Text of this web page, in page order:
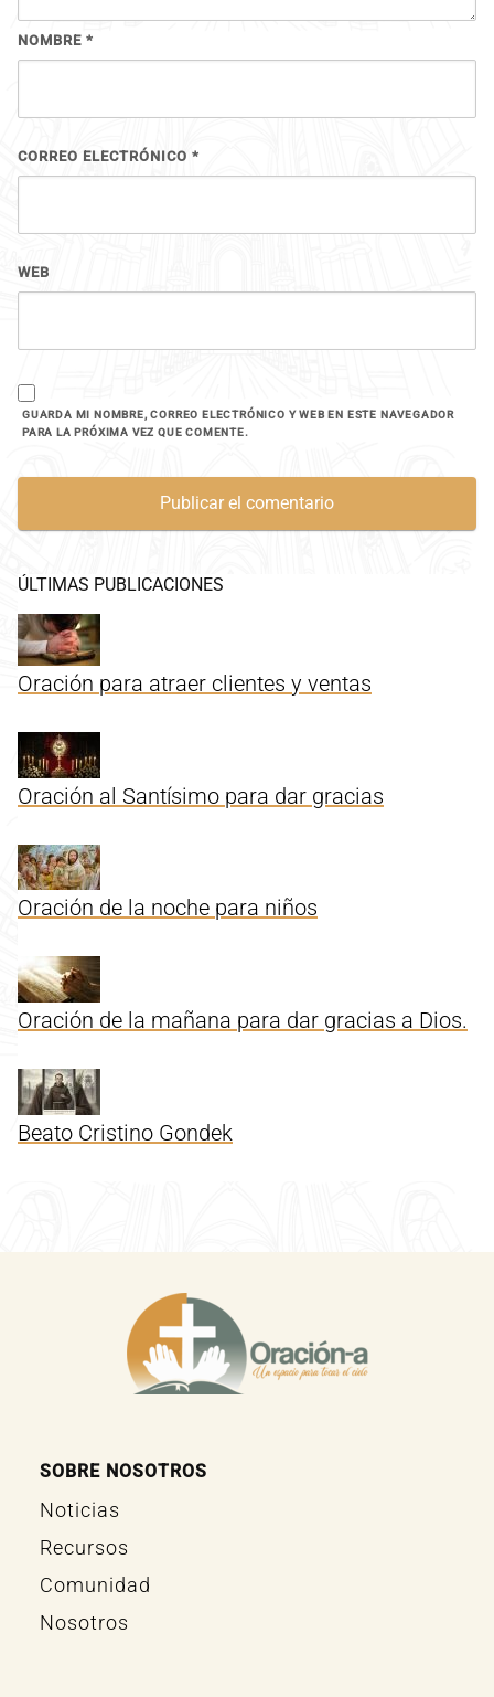
NOMBRE *
CORREO ELECTRÓNICO *
WEB
GUARDA MI NOMBRE, CORREO ELECTRÓNICO Y WEB EN ESTE NAVEGADOR
PARA LA PRÓXIMA VEZ QUE COMENTE.
ÚLTIMAS PUBLICACIONES
Oración para atraer clientes y ventas
Oración al Santísimo para dar gracias
Oración de la noche para niños
Oración de la mañana para dar gracias a Dios.
Beato Cristino Gondek
SOBRE NOSOTROS
Noticias
Recursos
Comunidad
Nosotros